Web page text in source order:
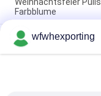
Farbblume
Farbmetall, Gold- und
Verpackung von
Gold-Schlipsdraht,
Blumenverpackung
wfwhexporting